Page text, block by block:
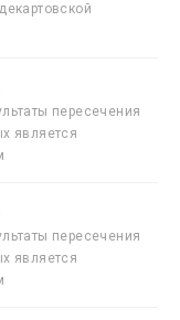
пересечения
является
пересечения
является